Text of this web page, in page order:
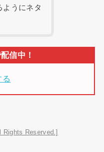
ようにネタ
Reserved.]